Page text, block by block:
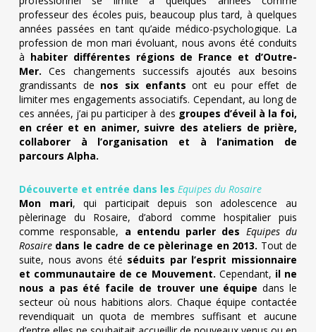
professeur des écoles puis, beaucoup plus tard, à quelques
années passées en tant qu’aide médico-psychologique. La
profession de mon mari évoluant, nous avons été conduits
à habiter différentes régions de France et d’Outre-
Mer. Ces changements successifs ajoutés aux besoins
grandissants de nos six enfants ont eu pour effet de
limiter mes engagements associatifs. Cependant, au long de
ces années, j’ai pu participer à des groupes d’éveil à la foi,
en créer et en animer, suivre des ateliers de prière,
collaborer à l’organisation et à l’animation de
parcours Alpha.
Découverte et entrée dans les Equipes du Rosaire
Mon mari, qui participait depuis son adolescence au
pèlerinage du Rosaire, d’abord comme hospitalier puis
comme responsable, a entendu parler des Equipes du
Rosairedans le cadre de ce pèlerinage en 2013. Tout de
suite, nous avons été séduits par l’esprit missionnaire
et communautaire de ce Mouvement. Cependant, il ne
nous a pas été facile de trouver une équipe dans le
secteur où nous habitions alors. Chaque équipe contactée
revendiquait un quota de membres suffisant et aucune